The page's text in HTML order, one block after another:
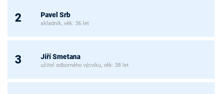
2 Pavel Srb
skladník, věk: 36 let
3 Jiří Smetana
učitel odborného výcviku, věk: 38 let